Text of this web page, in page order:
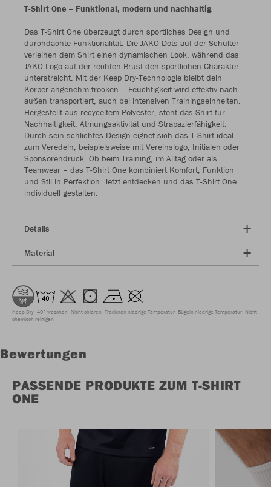
T-Shirt One – Funktional, modern und nachhaltig
Das T-Shirt One überzeugt durch sportliches Design und
durchdachte Funktionalität. Die JAKO Dots auf der Schulter
verleihen dem Shirt einen dynamischen Look, während das
JAKO-Logo auf der rechten Brust den sportlichen Charakter
unterstreicht. Mit der Keep Dry-Technologie bleibt dein
Körper angenehm trocken – Feuchtigkeit wird effektiv nach
außen transportiert, auch bei intensiven Trainingseinheiten.
Hergestellt aus recyceltem Polyester, steht das Shirt für
Nachhaltigkeit, Atmungsaktivität und Strapazierfähigkeit.
Durch sein schlichtes Design eignet sich das T-Shirt ideal
zum Veredeln, beispielsweise mit Vereinslogo, Initialen oder
Sponsorendruck. Ob beim Training, im Alltag oder als
Teamwear – das T-Shirt One kombiniert Komfort, Funktion
und Stil in Perfektion. Jetzt entdecken und das T-Shirt One
individuell gestalten.
Details
Material
Keep Dry 40° waschen Nicht chloren Trocknen niedrige Temperatur Bügeln niedrige Temperatur Nicht
chemisch reinigen
Bewertungen
PASSENDE PRODUKTE ZUM T-SHIRT
ONE